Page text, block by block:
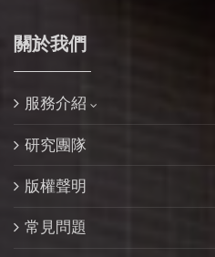
關於我們
服務介紹
研究團隊
版權聲明
常見問題